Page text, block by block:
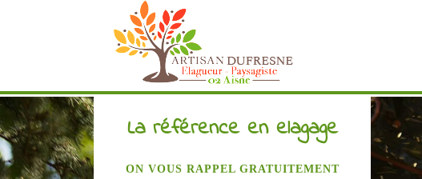
La référence en elagage
ON VOUS RAPPEL GRATUITEMENT